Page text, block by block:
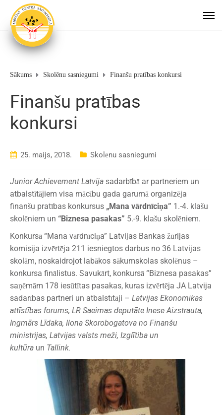
Sākums Skolēnu sasniegumi Finanšu pratības konkursi
Finanšu pratības
konkursi
25. maijs, 2018. Skolēnu sasniegumi
Junior Achievement Latvija sadarbībā ar partneriem un
atbalstītājiem visa mācību gada garumā organizēja
finanšu pratības konkursus „Mana vārdnīciņa” 1.-4. klašu
skolēniem un “Biznesa pasakas” 5.-9. klašu skolēniem.
Konkursā “Mana vārdnīciņa” Latvijas Bankas žūrijas
komisija izvērtēja 211 iesniegtos darbus no 36 Latvijas
skolām, noskaidrojot labākos sākumskolas skolēnus –
konkursa finālistus. Savukārt, konkursā “Biznesa pasakas”
saņēmām 178 iesūtītas pasakas, kuras izvērtēja JA Latvija
sadarības partneri un atbalstītāji – Latvijas Ekonomikas
attīstības forums, LR Saeimas deputāte Inese Aizstrauta,
Ingmārs Līdaka, Ilona Skorobogatova no Finanšu
ministrijas, Latvijas valsts meži, Izglītiba un
kultūra un Tallink.